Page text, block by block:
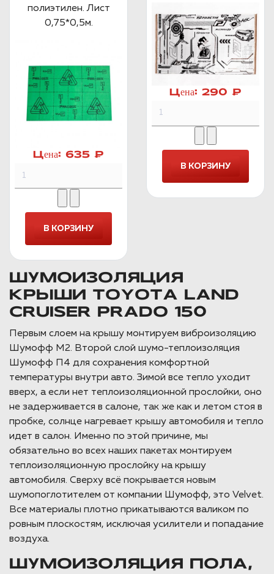
полиэтилен. Лист
0,75*0,5м.
Цена: 635 ₽
Цена: 290 ₽
ШУМОИЗОЛЯЦИЯ
КРЫШИ TOYOTA LAND
CRUISER PRADO 150
Первым слоем на крышу монтируем виброизоляцию
Шумофф М2. Второй слой шумо-теплоизоляция
Шумофф П4 для сохранения комфортной
температуры внутри авто. Зимой все тепло уходит
вверх, а если нет теплоизоляционной прослойки, оно
не задерживается в салоне, так же как и летом стоя в
пробке, солнце нагревает крышу автомобиля и тепло
идет в салон. Именно по этой причине, мы
обязательно во всех наших пакетах монтируем
теплоизоляционную прослойку на крышу
автомобиля. Сверху всё покрывается новым
шумопоглотителем от компании Шумофф, это Velvet.
Все материалы плотно прикатываются валиком по
ровным плоскостям, исключая усилители и попадание
воздуха.
ШУМОИЗОЛЯЦИЯ ПОЛА,